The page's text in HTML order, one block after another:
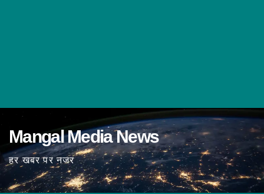
Mangal Media News
हर खबर पर नजर